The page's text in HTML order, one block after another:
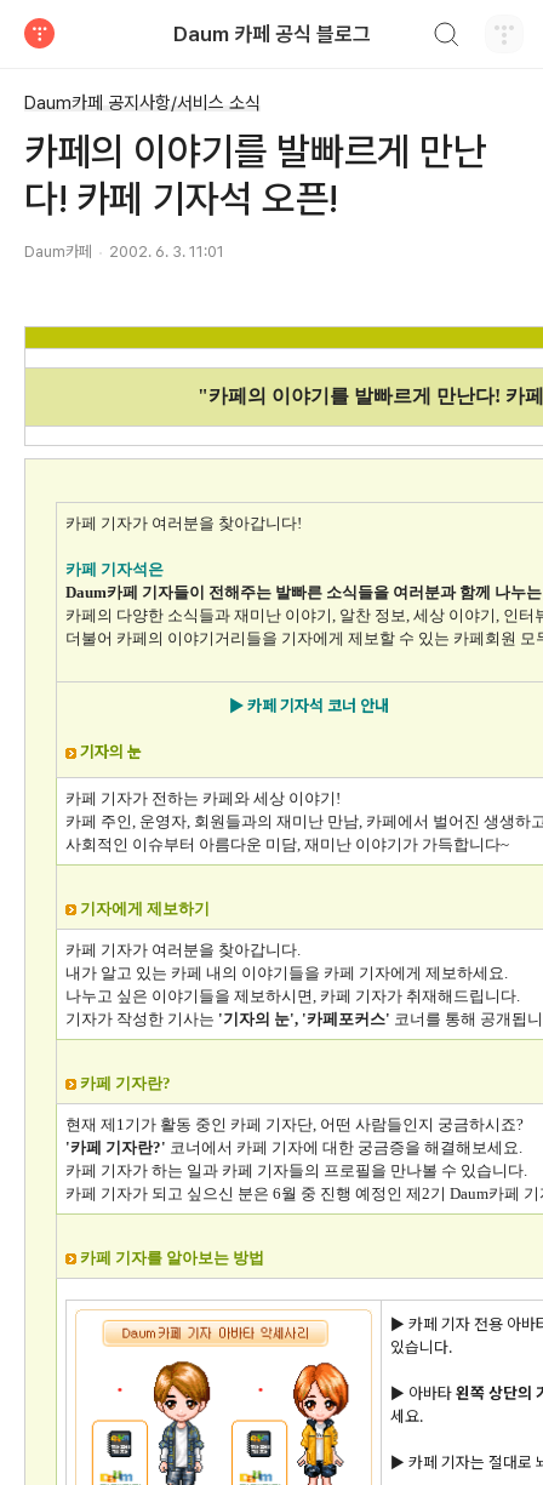
Daum 카페 공식 블로그
Daum카페 공지사항/서비스 소식
카페의 이야기를 발빠르게 만난
다! 카페 기자석 오픈!
Daum카페 2002. 6. 3. 11:01
"카페의 이야기를 발빠르게 만난다! 카
카페 기자가 여러분을 찾아갑니다!
카페 기자석은
Daum카페 기자들이 전해주는 발빠른 소식들을 여러분과 함께 나누
카페의 다양한 소식들과 재미난 이야기, 알찬 정보, 세상 이야기, 인터
더불어 카페의 이야기거리들을 기자에게 제보할 수 있는 카페회원 모
▶ 카페 기자석 코너 안내
기자의 눈
카페 기자가 전하는 카페와 세상 이야기!
카페 주인, 운영자, 회원들과의 재미난 만남, 카페에서 벌어진 생생하
사회적인 이슈부터 아름다운 미담, 재미난 이야기가 가득합니다~
기자에게 제보하기
카페 기자가 여러분을 찾아갑니다.
내가 알고 있는 카페 내의 이야기들을 카페 기자에게 제보하세요.
나누고 싶은 이야기들을 제보하시면, 카페 기자가 취재해드립니다.
기자가 작성한 기사는 '기자의 눈', '카페포커스' 코너를 통해 공개됩
카페 기자란?
현재 제1기가 활동 중인 카페 기자단, 어떤 사람들인지 궁금하시죠?
'카페 기자란?' 코너에서 카페 기자에 대한 궁금증을 해결해보세요.
카페 기자가 하는 일과 카페 기자들의 프로필을 만나볼 수 있습니다.
카페 기자가 되고 싶으신 분은 6월 중 진행 예정인 제2기 Daum카페
카페 기자를 알아보는 방법
▶ 카페 기자 전용 아바
있습니다.
▶ 아바타왼쪽 상단의
세요.
▶ 카페 기자는 절대로